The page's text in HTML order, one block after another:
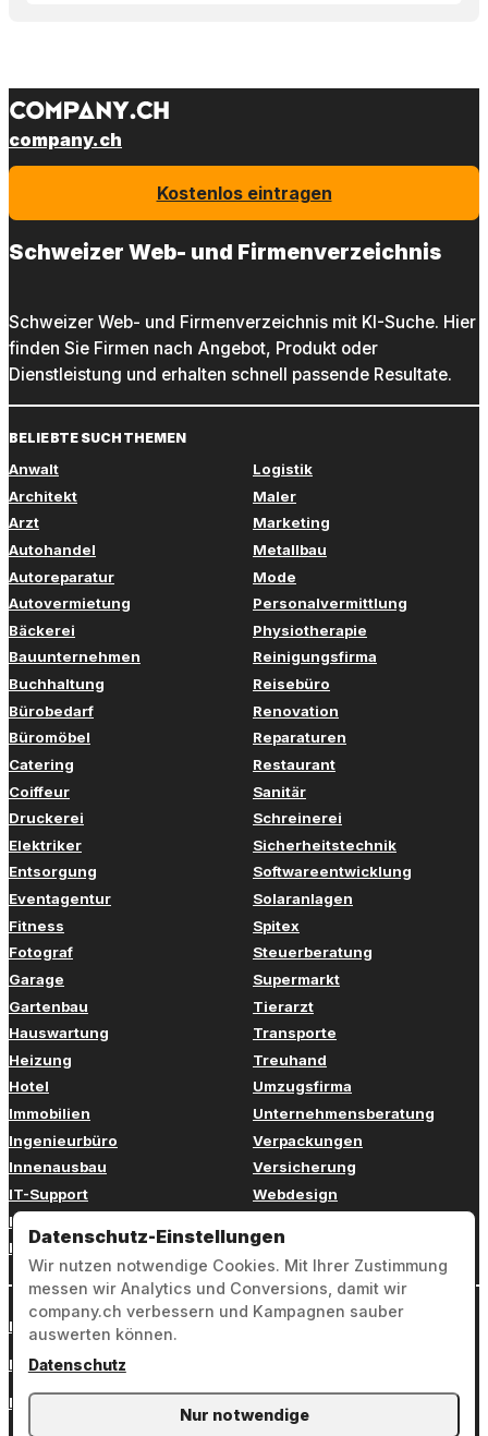
company.ch
Kostenlos eintragen
Schweizer Web- und Firmenverzeichnis
Schweizer Web- und Firmenverzeichnis mit KI-Suche. Hier
finden Sie Firmen nach Angebot, Produkt oder
Dienstleistung und erhalten schnell passende Resultate.
BELIEBTE SUCHTHEMEN
Anwalt
Architekt
Arzt
Autohandel
Autoreparatur
Autovermietung
Bäckerei
Bauunternehmen
Buchhaltung
Bürobedarf
Büromöbel
Catering
Coiffeur
Druckerei
Elektriker
Entsorgung
Eventagentur
Fitness
Fotograf
Garage
Gartenbau
Hauswartung
Heizung
Hotel
Immobilien
Ingenieurbüro
Innenausbau
IT-Support
Kinderbetreuung
Kosmetik
Logistik
Maler
Marketing
Metallbau
Mode
Personalvermittlung
Physiotherapie
Reinigungsfirma
Reisebüro
Renovation
Reparaturen
Restaurant
Sanitär
Schreinerei
Sicherheitstechnik
Softwareentwicklung
Solaranlagen
Spitex
Steuerberatung
Supermarkt
Tierarzt
Transporte
Treuhand
Umzugsfirma
Unternehmensberatung
Verpackungen
Versicherung
Webdesign
Zahnarzt
Login
Impressum
Datenschutz
Datenschutz-Einstellungen
Wir nutzen notwendige Cookies. Mit Ihrer Zustimmung
messen wir Analytics und Conversions, damit wir
company.ch verbessern und Kampagnen sauber
auswerten können.
Datenschutz
Nur notwendige